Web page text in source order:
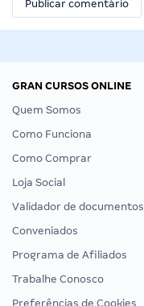
GRAN CURSOS ONLINE
Quem Somos
Como Funciona
Como Comprar
Loja Social
Validador de documentos
Conveniados
Programa de Afiliados
Trabalhe Conosco
Preferências de Cookies